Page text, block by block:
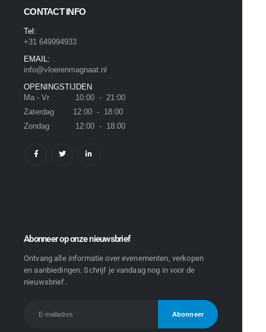
CONTACT INFO
Tel:
+31 649994933
EMAIL:
info@vloerenmagnaat.nl
OPENINGSTIJDEN
Ma - Vr 10:00 - 21:00
Zaterdag 12:00 - 18:00
Zondag 12:00 - 18:00
Abonneer op onze nieuwsbrief
Ontvang alle informatie over evenementen, verkopen
en aanbiedingen. Schrijf je vandaag nog in voor de
nieuwsbrief.